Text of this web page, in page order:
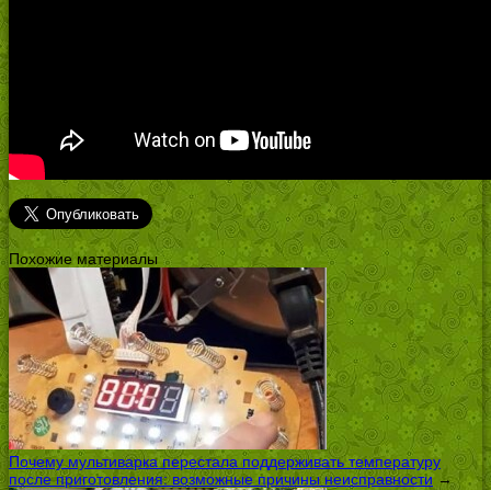
Похожие материалы
Почему мультиварка перестала поддерживать температуру
после приготовления: возможные причины неисправности →